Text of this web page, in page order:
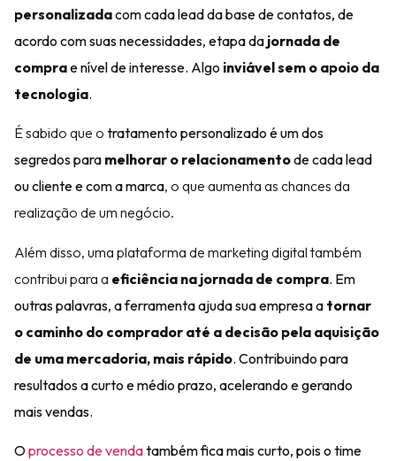
personalizadacom cada lead da base de contatos, de
acordo com suas necessidades, etapa da jornada de
comprae nível de interesse. Algo inviável sem o apoio da
tecnologia.
É sabido que o tratamento personalizado é um dos
segredos para melhorar o relacionamentode cada lead
ou cliente e com a marca, o que aumenta as chances da
realização de um negócio.
Além disso, uma plataforma de marketing digital também
contribui para a eficiência na jornada de compra. Em
outras palavras, a ferramenta ajuda sua empresa a tornar
o caminho do comprador até a decisão pela aquisição
de uma mercadoria, mais rápido. Contribuindo para
resultados a curto e médio prazo, acelerando e gerando
mais vendas.
Oprocesso de vendatambém fica mais curto, pois o time